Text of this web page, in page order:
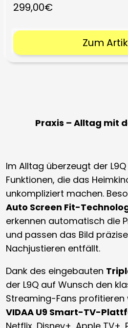
299,00€
Zum
Praxis – Alltag mit
Im Alltag überzeugt der
Funktionen, die das
unkompliziert machen.
Auto Screen Fit-
erkennen automatisch die
und passen das Bild
Nachjustieren entfällt.
Dank des eingebauten
der L9Q auf Wunsch den
Streaming-Fans profitieren
VIDAA U9 Smart-TV-